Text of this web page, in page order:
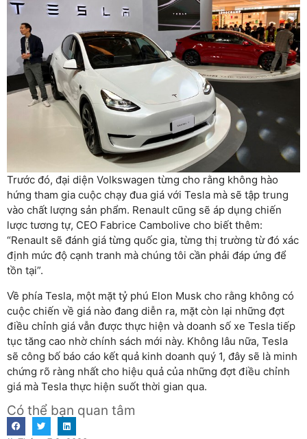
Trước đó, đại diện Volkswagen từng cho rằng không hào
hứng tham gia cuộc chạy đua giá với Tesla mà sẽ tập trung
vào chất lượng sản phẩm. Renault cũng sẽ áp dụng chiến
lược tương tự, CEO Fabrice Cambolive cho biết thêm:
“Renault sẽ đánh giá từng quốc gia, từng thị trường từ đó xác
định mức độ cạnh tranh mà chúng tôi cần phải đáp ứng để
tồn tại”.
Về phía Tesla, một mặt tỷ phú Elon Musk cho rằng không có
cuộc chiến về giá nào đang diễn ra, mặt còn lại những đợt
điều chỉnh giá vẫn được thực hiện và doanh số xe Tesla tiếp
tục tăng cao nhờ chính sách mới này. Không lâu nữa, Tesla
sẽ công bố báo cáo kết quả kinh doanh quý 1, đây sẽ là minh
chứng rõ ràng nhất cho hiệu quả của những đợt điều chỉnh
giá mà Tesla thực hiện suốt thời gian qua.
Có thể bạn quan tâm